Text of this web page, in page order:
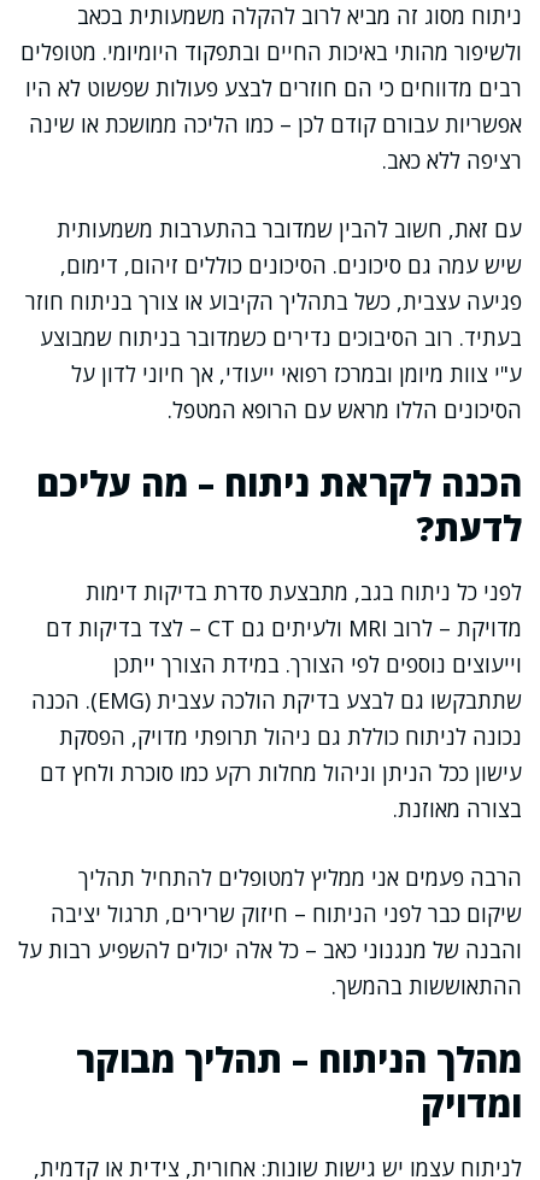
ניתוח מסוג זה מביא לרוב להקלה משמעותית בכאב
ולשיפור מהותי באיכות החיים ובתפקוד היומיומי. מטופלים
רבים מדווחים כי הם חוזרים לבצע פעולות שפשוט לא היו
אפשריות עבורם קודם לכן – כמו הליכה ממושכת או שינה
רציפה ללא כאב.
עם זאת, חשוב להבין שמדובר בהתערבות משמעותית
שיש עמה גם סיכונים. הסיכונים כוללים זיהום, דימום,
פגיעה עצבית, כשל בתהליך הקיבוע או צורך בניתוח חוזר
בעתיד. רוב הסיבוכים נדירים כשמדובר בניתוח שמבוצע
ע"י צוות מיומן ובמרכז רפואי ייעודי, אך חיוני לדון על
הסיכונים הללו מראש עם הרופא המטפל.
הכנה לקראת ניתוח – מה עליכם
לדעת?
לפני כל ניתוח בגב, מתבצעת סדרת בדיקות דימות
מדויקת – לרוב MRI ולעיתים גם CT – לצד בדיקות דם
וייעוצים נוספים לפי הצורך. במידת הצורך ייתכן
שתתבקשו גם לבצע בדיקת הולכה עצבית (EMG). הכנה
נכונה לניתוח כוללת גם ניהול תרופתי מדויק, הפסקת
עישון ככל הניתן וניהול מחלות רקע כמו סוכרת ולחץ דם
בצורה מאוזנת.
הרבה פעמים אני ממליץ למטופלים להתחיל תהליך
שיקום כבר לפני הניתוח – חיזוק שרירים, תרגול יציבה
והבנה של מנגנוני כאב – כל אלה יכולים להשפיע רבות על
ההתאוששות בהמשך.
מהלך הניתוח – תהליך מבוקר
ומדויק
לניתוח עצמו יש גישות שונות: אחורית, צידית או קדמית,